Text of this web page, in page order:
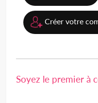
Créer votre
Soyez le premier à